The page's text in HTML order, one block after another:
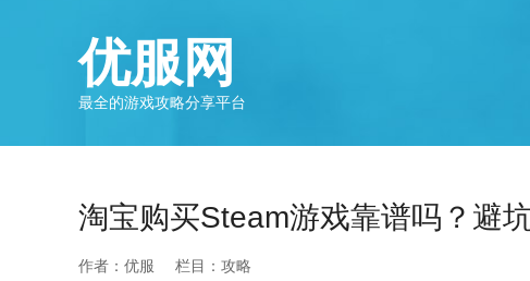
优服网
最全的游戏攻略分享平台
淘宝购买Steam游戏靠谱吗？避
作者：优服 栏目： 攻略